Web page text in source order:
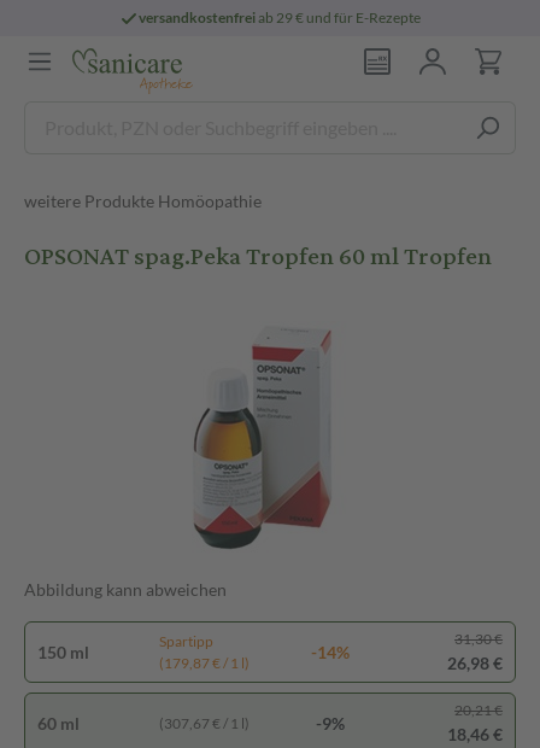
versandkostenfreiab 29 € und für E-Rezepte
weitere Produkte Homöopathie
OPSONAT spag.Peka Tropfen 60 ml Tropfen
Abbildung kann abweichen
150 ml
Spartipp
(179,87 € / 1 l)
-14%
31,30 €
26,98 €
60 ml (307,67 € / 1 l) -9%
20,21 €
18,46 €